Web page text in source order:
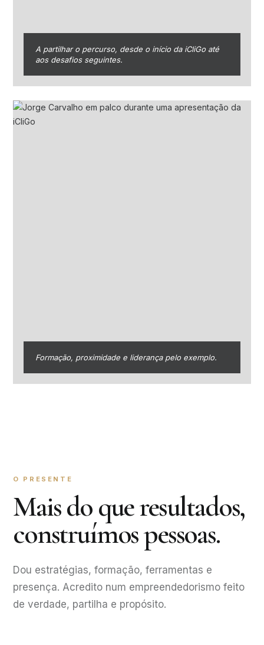
A partilhar o percurso, desde o início da iCliGo até
aos desafios seguintes.
Formação, proximidade e liderança pelo exemplo.
O PRESENTE
Mais do que resultados,
construímos pessoas.
Dou estratégias, formação, ferramentas e
presença. Acredito num empreendedorismo feito
de verdade, partilha e propósito.